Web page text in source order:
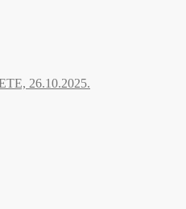
26.10.2025.